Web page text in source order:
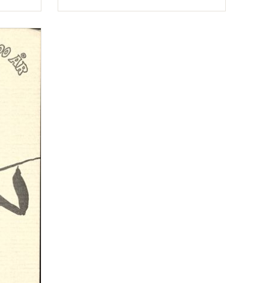
Typ